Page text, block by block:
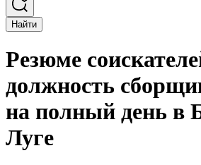
Найти
Резюме
должность
на полный день в
Луге